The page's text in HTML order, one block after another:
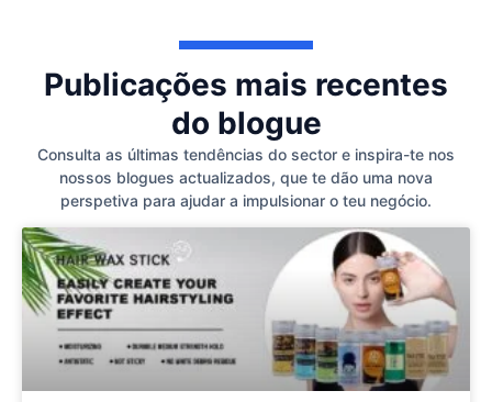
Publicações mais recentes
do blogue
Consulta as últimas tendências do sector e inspira-te nos
nossos blogues actualizados, que te dão uma nova
perspetiva para ajudar a impulsionar o teu negócio.